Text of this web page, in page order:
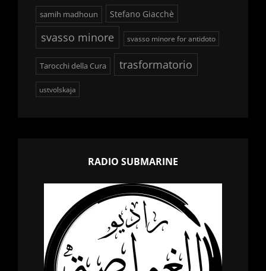
samih madhoun Stefano Giacchè
svasso minore svasso minore for antidoto
Tarocchi della Cura trasformatorio
ustvolskaja
RADIO SUBMARINE